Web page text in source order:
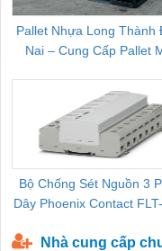
Pallet Nhựa Long Thành
Nai – Cung Cấp Pallet
Bộ Chống Sét Nguồn 3
Dây Phoenix Contact
Nhà cung cấp